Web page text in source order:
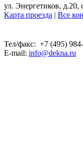
ул. Энергетиков, д.20,
Карта проезда | Все
Тел/факс: +7 (495)
E-mail: info@dekna.ru